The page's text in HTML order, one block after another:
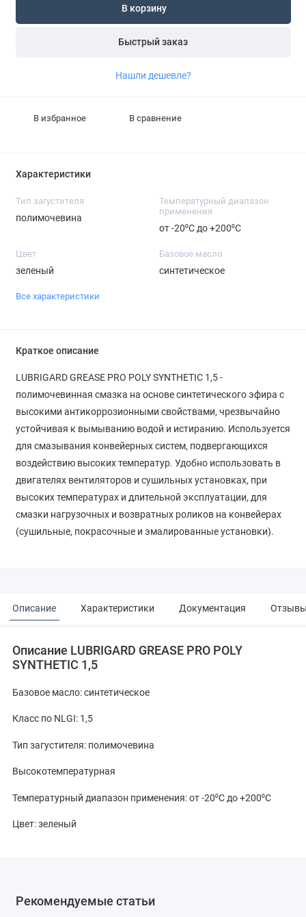
В корзину
Быстрый заказ
Нашли дешевле?
В избранное В сравнение
Характеристики
Тип загустителя
полимочевина
Температурный диапазон
применения
от -20⁰С до +200⁰С
Цвет
зеленый
Базовое масло
синтетическое
Все характеристики
Краткое описание
LUBRIGARD GREASE PRO POLY SYNTHETIC 1,5 -
полимочевинная смазка на основе синтетического эфира с
высокими антикоррозионными свойствами, чрезвычайно
устойчивая к вымыванию водой и истиранию. Используется
для смазывания конвейерных систем, подвергающихся
воздействию высоких температур. Удобно использовать в
двигателях вентиляторов и сушильных установках, при
высоких температурах и длительной эксплуатации, для
смазки нагрузочных и возвратных роликов на конвейерах
(сушильные, покрасочные и эмалированные установки).
Описание Характеристики Документация
Описание LUBRIGARD GREASE PRO POLY
SYNTHETIC 1,5
Базовое масло: синтетическое
Класс по NLGI: 1,5
Тип загустителя: полимочевина
Высокотемпературная
Температурный диапазон применения: от -20⁰С до +200⁰С
Цвет: зеленый
Рекомендуемые статьи